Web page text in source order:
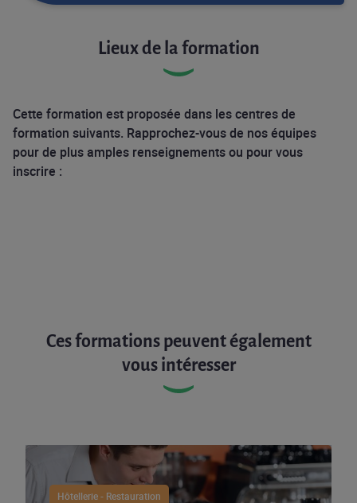
Lieux de la formation
Cette formation est proposée dans les centres de
formation suivants. Rapprochez-vous de nos équipes
pour de plus amples renseignements ou pour vous
inscrire :
Ces formations peuvent également
vous intéresser
Hôtellerie - Restauration